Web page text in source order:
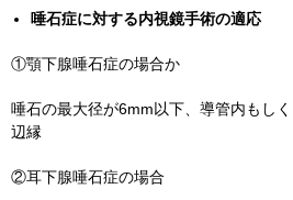
唾石症に対する内視鏡手術の適応
①顎下腺唾石症の場合か
唾石の最大径が6mm以下、導管内もし
辺縁
②耳下腺唾石症の場合